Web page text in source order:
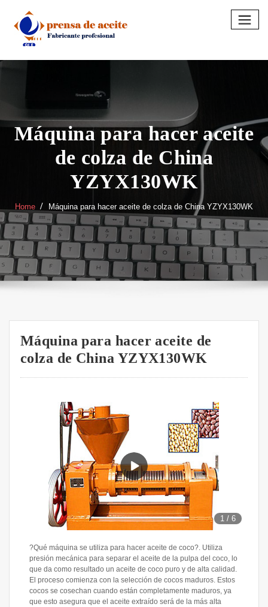
content
Máquina para hacer aceite
de colza de China
YZYX130WK
Home Máquina para hacer aceite de colza de China YZYX130WK
Máquina para hacer aceite de
colza de China YZYX130WK
1 /6
?Qué máquina se utiliza para hacer aceite de coco?. Utiliza
presión mecánica para separar el aceite de la pulpa del coco, lo
que da como resultado un aceite de coco puro y de alta calidad.
El proceso comienza con la selección de cocos maduros. Estos
cocos se cosechan cuando están completamente maduros, ya
que esto asegura que el aceite extraído será de la más alta